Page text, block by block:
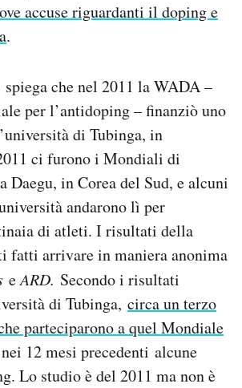
accuse riguardanti il doping e
.
spiega che nel 2011 la WADA –
per l’antidoping – finanziò uno
di Tubinga, in
ci furono i Mondiali di
Daegu, in Corea del Sud, e alcuni
andarono lì per
di atleti. I risultati della
fatti arrivare in maniera anonima
eARD. Secondo i risultati
di Tubinga, circa un terzo
parteciparono a quel Mondiale
12 mesi precedenti alcune
Lo studio è del 2011 ma non è